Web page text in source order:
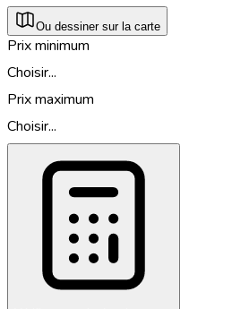
Ou dessiner sur la carte
Prix minimum
Choisir...
Prix maximum
Choisir...